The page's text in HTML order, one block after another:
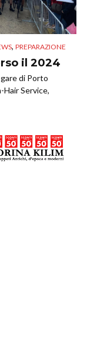
, PREPARAZIONE
il 2024
di Porto
Hair Service,